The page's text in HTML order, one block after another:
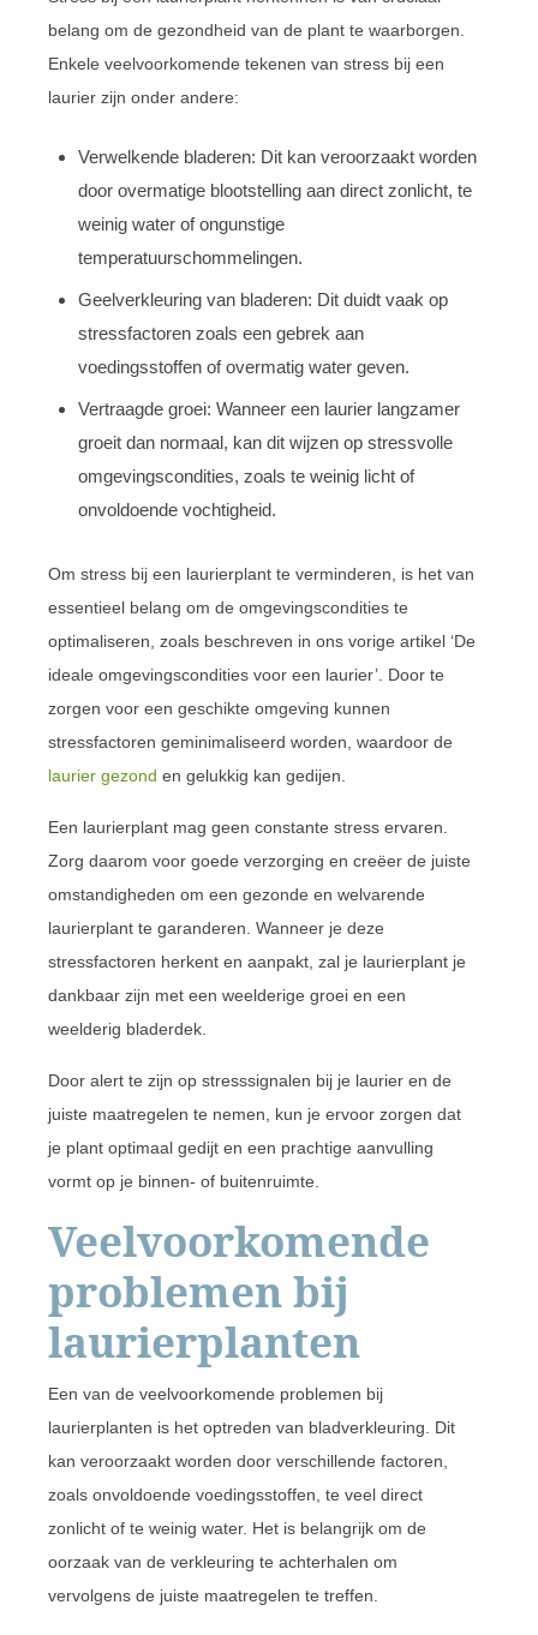
belang om de gezondheid van de plant te waarborgen.
Enkele veelvoorkomende tekenen van stress bij een
laurier zijn onder andere:
Verwelkende bladeren: Dit kan veroorzaakt worden
door overmatige blootstelling aan direct zonlicht, te
weinig water of ongunstige
temperatuurschommelingen.
Geelverkleuring van bladeren: Dit duidt vaak op
stressfactoren zoals een gebrek aan
voedingsstoffen of overmatig water geven.
Vertraagde groei: Wanneer een laurier langzamer
groeit dan normaal, kan dit wijzen op stressvolle
omgevingscondities, zoals te weinig licht of
onvoldoende vochtigheid.
Om stress bij een laurierplant te verminderen, is het van
essentieel belang om de omgevingscondities te
optimaliseren, zoals beschreven in ons vorige artikel ‘De
ideale omgevingscondities voor een laurier’. Door te
zorgen voor een geschikte omgeving kunnen
stressfactoren geminimaliseerd worden, waardoor de
laurier gezond en gelukkig kan gedijen.
Een laurierplant mag geen constante stress ervaren.
Zorg daarom voor goede verzorging en creëer de juiste
omstandigheden om een gezonde en welvarende
laurierplant te garanderen. Wanneer je deze
stressfactoren herkent en aanpakt, zal je laurierplant je
dankbaar zijn met een weelderige groei en een
weelderig bladerdek.
Door alert te zijn op stresssignalen bij je laurier en de
juiste maatregelen te nemen, kun je ervoor zorgen dat
je plant optimaal gedijt en een prachtige aanvulling
vormt op je binnen- of buitenruimte.
Veelvoorkomende
problemen bij
laurierplanten
Een van de veelvoorkomende problemen bij
laurierplanten is het optreden van bladverkleuring. Dit
kan veroorzaakt worden door verschillende factoren,
zoals onvoldoende voedingsstoffen, te veel direct
zonlicht of te weinig water. Het is belangrijk om de
oorzaak van de verkleuring te achterhalen om
vervolgens de juiste maatregelen te treffen.